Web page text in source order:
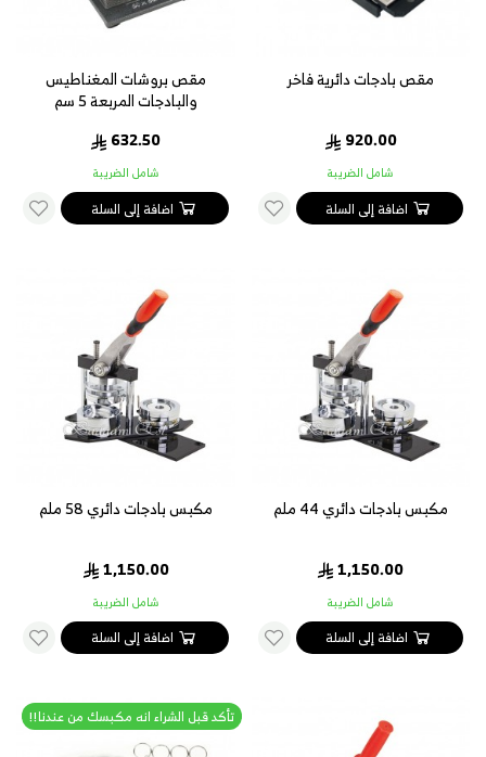
مقص بادجات دائرية فاخر
920.00
شامل الضريبة
اضافة إلى السلة
مقص بروشات المغناطيس
والبادجات المربعة 5 سم
632.50
شامل الضريبة
اضافة إلى السلة
مكبس بادجات دائري 44 ملم
1,150.00
شامل الضريبة
اضافة إلى السلة
مكبس بادجات دائري 58 ملم
1,150.00
شامل الضريبة
اضافة إلى السلة
تأكد قبل الشراء انه مكبسك من عندنا!!